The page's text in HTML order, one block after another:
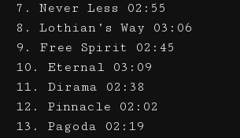
7. Never Less 02:55
8. Lothian’s Way 03:06
9. Free Spirit 02:45
10. Eternal 03:09
11. Dirama 02:38
12. Pinnacle 02:02
13. Pagoda 02:19